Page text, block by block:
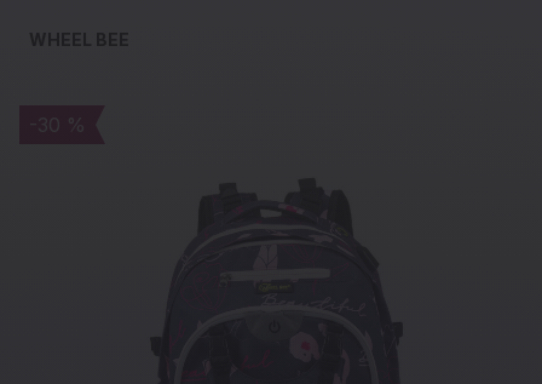
WHEEL BEE
-30 %